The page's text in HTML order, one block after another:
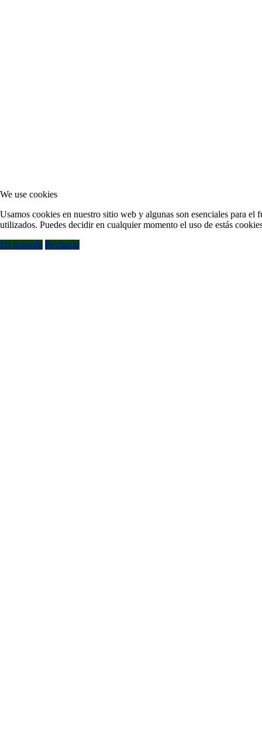
We use cookies
Usamos cookies en nuestro sitio web y algunas son esenciales para
utilizados. Puedes decidir en cualquier momento el uso de estás
De acuerdo Rechazar